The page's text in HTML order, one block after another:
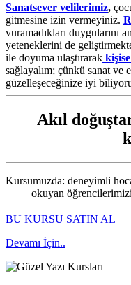
Sanatsever velilerimiz,
gitmesine izin vermeyiniz.
vuramadıkları duygularını
yeteneklerini de
ile doyuma ulaştırarak
sağlayalım; çünkü sanat ve
güzelleşeceğinize iyi
Akıl
Kursumuzda: deneyimli
okuyan
BU KURSU SATIN AL
Devamı İçin..